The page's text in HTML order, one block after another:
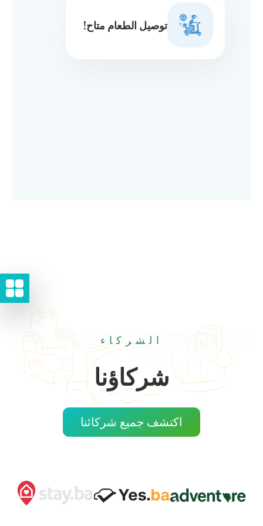
توصيل الطعام متاح!
الشركاء
شركاؤنا
اكتشف جميع شركائنا